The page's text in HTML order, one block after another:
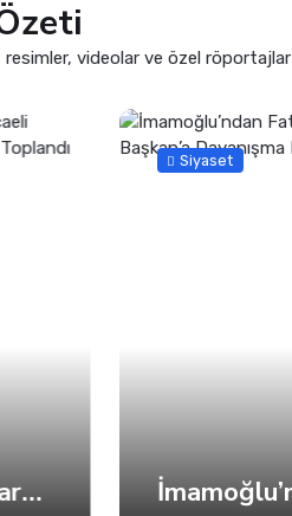
resimler, videolar ve özel röportajlar
Anahtar Parti Kocaeli Teşkilatı Tam Kadro Toplandı
Siyaset